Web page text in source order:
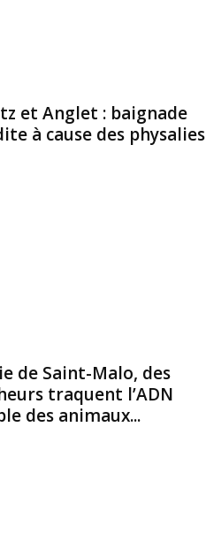
et Anglet : baignade
à cause des physalies
de Saint-Malo, des
traquent l’ADN
des animaux...